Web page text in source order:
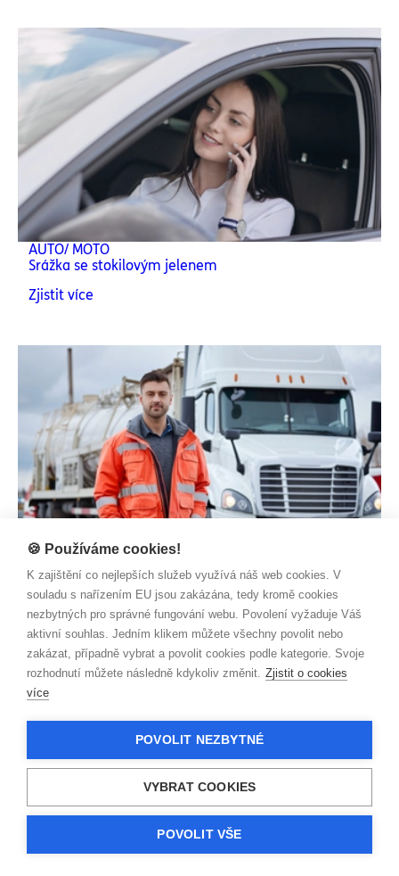
AUTO/ MOTO
Srážka se stokilovým jelenem
Zjistit více
AUTO/ MOTO
Co dělat, když vám nepořádek na silnici poškodí auto
Zjistit více
🍪 Používáme cookies!
K zajištění co nejlepších služeb využívá náš web cookies. V
souladu s nařízením EU jsou zakázána, tedy kromě cookies
nezbytných pro správné fungování webu. Povolení vyžaduje Váš
aktivní souhlas. Jedním klikem můžete všechny povolit nebo
zakázat, případně vybrat a povolit cookies podle kategorie. Svoje
rozhodnutí můžete následně kdykoliv změnit. Zjistit o cookies
více
POVOLIT NEZBYTNÉ
VYBRAT COOKIES
POVOLIT VŠE